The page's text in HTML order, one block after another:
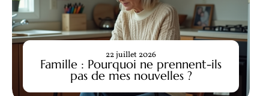
Famille : Pourquoi ne prennent-ils
pas de mes nouvelles ?
22 juillet 2026